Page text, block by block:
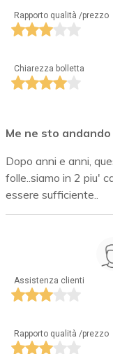
Rapporto qualità /prezzo
Chiarezza bolletta
Me ne sto andando
Dopo anni e anni,
folle..siamo in 2 piu'
essere sufficiente..
Assistenza clienti
Rapporto qualità /prezzo